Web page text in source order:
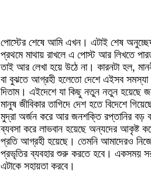
পোস্টের শেষে আমি এখন। এটাই শেষ
প্রথমে মাথায় রাখলে এ পোস্ট আর লিখতে
তাই আর লেখা হয়ে উঠে না। কারনটা হল,
বা বুঝতে আগ্রহী হলেতো দেশে এইসব
দিতাম। এইদেশে যা কিছু নতুন নতুন হয়েছে
মানুষ জীবিকার তাগিদে দেশ হতে বিদেশে
মুদ্রা অর্জন করে আর জনশক্তি রপ্তানির বড়
ব্যবসা করে লাভবান হয়েছে অন্যদের আকৃষ্ট
প্রতি আগ্রহী হয়েছে। তেমনি আমাদেরও
প্রভৃতির ব্যবহার শুরু করতে হবে। একসময়
এটাকে সহায়তা করবে।